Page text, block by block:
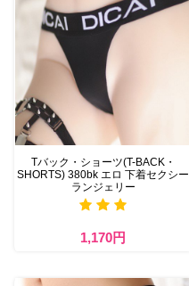
Tバック・ショーツ(T-BACK・
SHORTS) 380bk エロ 下着セクシー
ランジェリー
1,170円